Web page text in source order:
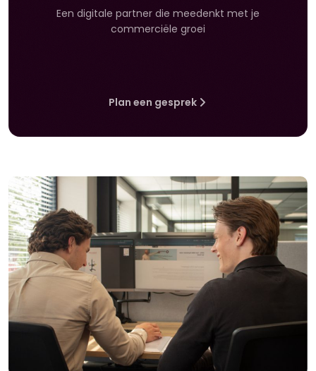
Een digitale partner die meedenkt met je
commerciële groei
Plan een gesprek